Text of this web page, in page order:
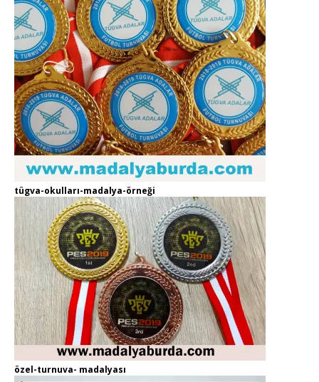
tügva-okulları-madalya-örneği
özel-turnuva- madalyası